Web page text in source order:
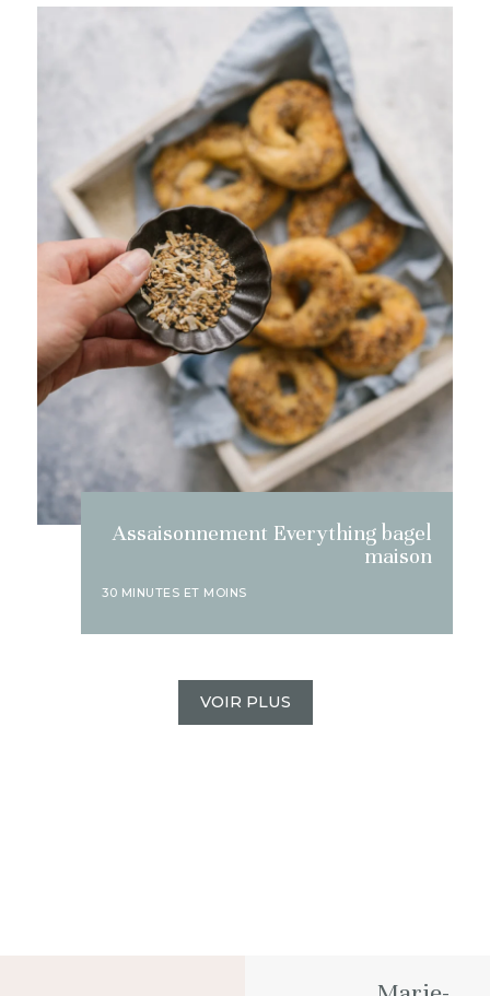
Assaisonnement Everything bagel
maison
30 MINUTES ET MOINS
VOIR PLUS